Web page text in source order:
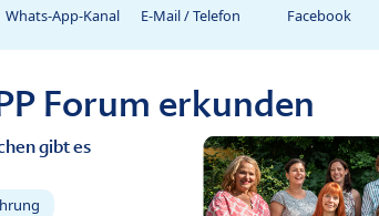
Whats-App-Kanal E-Mail / Telefon Facebook
Forum erkunden
gibt es